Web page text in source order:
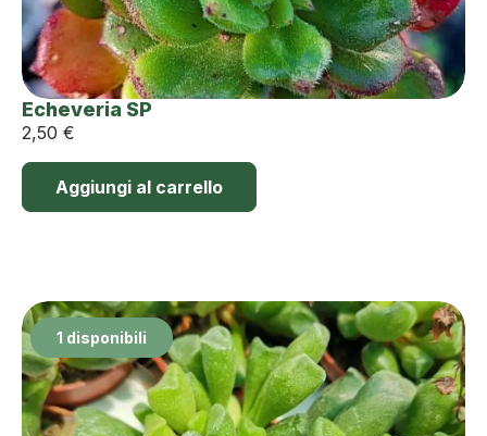
Echeveria SP
2,50 €
Aggiungi al carrello
1 disponibili